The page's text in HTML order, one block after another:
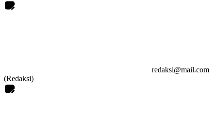
redaksi@mail.com
(Redaksi)